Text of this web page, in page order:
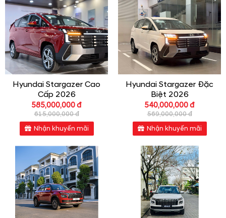
Hyundai Stargazer Cao
Cấp 2026
585,000,000 đ
615,000,000 đ
Nhận khuyến mãi
Hyundai Stargazer Đặc
Biệt 2026
540,000,000 đ
569,000,000 đ
Nhận khuyến mãi